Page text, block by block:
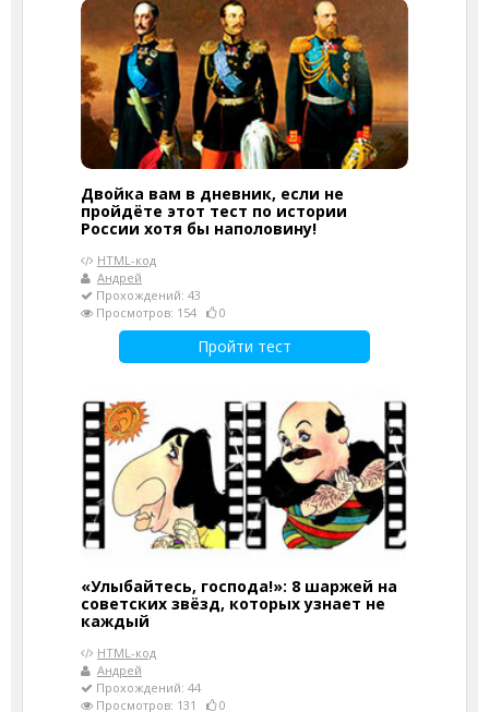
Двойка вам в дневник, если не
пройдёте этот тест по истории
России хотя бы наполовину!
HTML-код
Андрей
Прохождений: 43
Просмотров: 154
0
Пройти тест
«Улыбайтесь, господа!»: 8 шаржей на
советских звёзд, которых узнает не
каждый
HTML-код
Андрей
Прохождений: 44
Просмотров: 131
0